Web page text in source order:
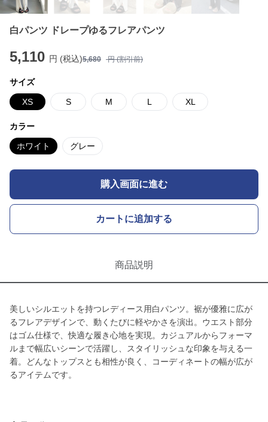
白パンツ ドレープゆるフレアパンツ
5,110 円 (税込)5,680 円 (割引前)
サイズ
XS S M L XL
カラー
ホワイト グレー
購入画面に進む
カートに追加する
商品説明
美しいシルエットを持つレディース用白パンツ。裾が優雅に広が
るフレアデザインで、動くたびに軽やかさを演出。ウエスト部分
はゴム仕様で、快適な履き心地を実現。カジュアルからフォーマ
ルまで幅広いシーンで活躍し、スタイリッシュな印象を与える一
着。どんなトップスとも相性が良く、コーディネートの幅が広が
るアイテムです。